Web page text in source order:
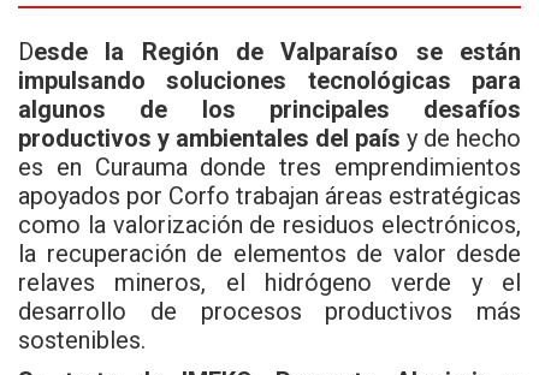
Desde la Región de Valparaíso se están
impulsando soluciones tecnológicas para
algunos de los principales desafíos
productivos y ambientales del país y de hecho
es en Curauma donde tres emprendimientos
apoyados por Corfo trabajan áreas estratégicas
como la valorización de residuos electrónicos,
la recuperación de elementos de valor desde
relaves mineros, el hidrógeno verde y el
desarrollo de procesos productivos más
sostenibles.